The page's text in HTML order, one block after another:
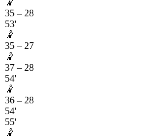
35 – 28
53'
🤾
35 – 27
🤾
37 – 28
54'
🤾
36 – 28
54'
55'
🤾